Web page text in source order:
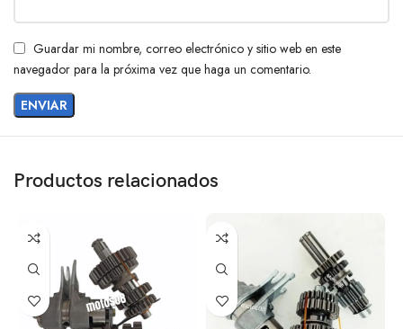
Guardar mi nombre, correo electrónico y sitio web en este
navegador para la próxima vez que haga un comentario.
Productos relacionados